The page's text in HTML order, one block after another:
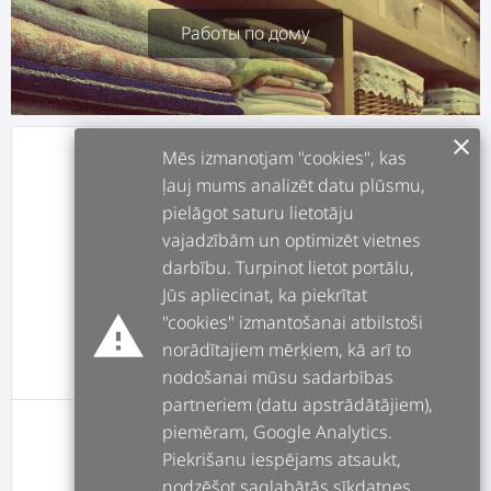
Работы по дому
infoО СЕБЕ
assignmentРАБОТЫ
forumПОСТЫ
message ОТЗЫВЫ
Пользователь не добавил описание
warning
Mēs izmanotjam "cookies", kas
ļauj mums analizēt datu plūsmu,
pielāgot saturu lietotāju
vajadzībām un optimizēt vietnes
darbību. Turpinot lietot portālu,
Jūs apliecinat, ka piekrītat
"cookies" izmantošanai atbilstoši
norādītajiem mērķiem, kā arī to
nodošanai mūsu sadarbības
partneriem (datu apstrādātājiem),
piemēram, Google Analytics.
Piekrišanu iespējams atsaukt,
clear